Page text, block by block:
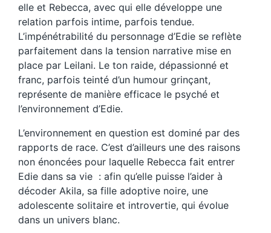
elle et Rebecca, avec qui elle développe une
relation parfois intime, parfois tendue.
L’impénétrabilité du personnage d’Edie se reflète
parfaitement dans la tension narrative mise en
place par Leilani. Le ton raide, dépassionné et
franc, parfois teinté d’un humour grinçant,
représente de manière efficace le psyché et
l’environnement d’Edie.
L’environnement en question est dominé par des
rapports de race. C’est d’ailleurs une des raisons
non énoncées pour laquelle Rebecca fait entrer
Edie dans sa vie : afin qu’elle puisse l’aider à
décoder Akila, sa fille adoptive noire, une
adolescente solitaire et introvertie, qui évolue
dans un univers blanc.